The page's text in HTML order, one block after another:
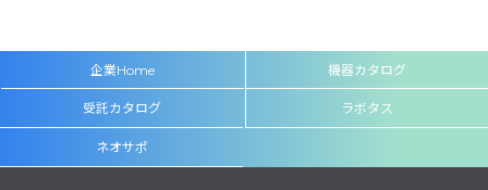
企業Home 機器カタログ
受託カタログ ラボタス
ネオサポ